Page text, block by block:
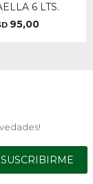
6 LTS.
95,00
SUSCRIBIRME